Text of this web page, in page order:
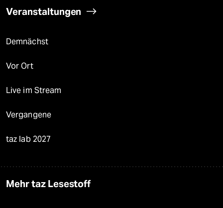
Veranstaltungen
Demnächst
Vor Ort
Live im Stream
Vergangene
taz lab 2027
Mehr taz Lesestoff